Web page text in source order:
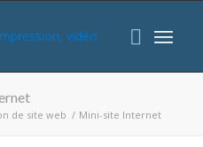
de site web / Mini-site Internet